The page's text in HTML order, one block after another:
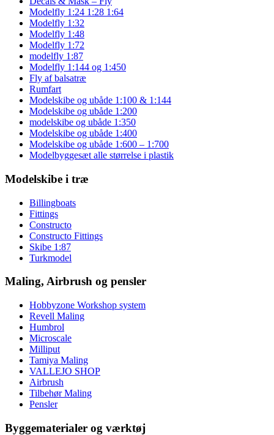
Modelfly 1:24 1:28 1:64
Modelfly 1:32
Modelfly 1:48
Modelfly 1:72
modelfly 1:87
Modelfly 1:144 og 1:450
Fly af balsatræ
Rumfart
Modelskibe og ubåde 1:100 & 1:144
Modelskibe og ubåde 1:200
modelskibe og ubåde 1:350
Modelskibe og ubåde 1:400
Modelskibe og ubåde 1:600 – 1:700
Modelbyggesæt alle størrelse i plastik
Modelskibe i træ
Billingboats
Fittings
Constructo
Constructo Fittings
Skibe 1:87
Turkmodel
Maling, Airbrush og pensler
Hobbyzone Workshop system
Revell Maling
Humbrol
Microscale
Milliput
Tamiya Maling
VALLEJO SHOP
Airbrush
Tilbehør Maling
Pensler
Byggematerialer og værktøj